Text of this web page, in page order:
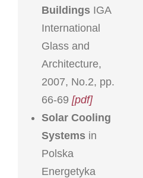
Buildings IGA
International
Glass and
Architecture,
2007, No.2, pp.
66-69 [pdf]
Solar Cooling
Systems in
Polska
Energetyka